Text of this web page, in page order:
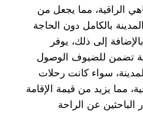
الراقية، مما يجعل من
بالكامل دون الحاجة
إلى ذلك، يوفر
تضمن للضيوف الوصول
سواء كانت رحلات
مما يزيد من قيمة الإقامة
الباحثين عن الراحة